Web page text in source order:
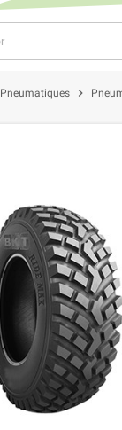
Pneumatiques chevron_right